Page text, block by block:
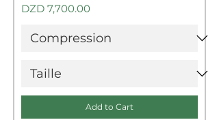
Price
DZD 7,700.00
Add to Cart